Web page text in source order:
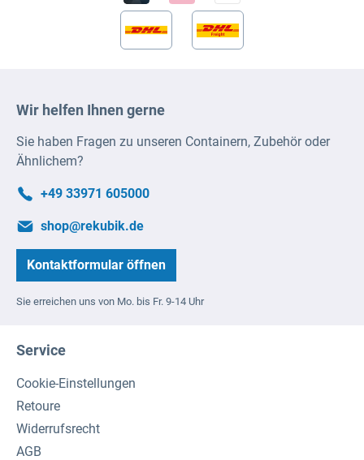
Wir helfen Ihnen gerne
Sie haben Fragen zu unseren Containern, Zubehör oder
Ähnlichem?
+49 33971 605000
shop@rekubik.de
Kontaktformular öffnen
Sie erreichen uns von Mo. bis Fr. 9-14 Uhr
Service
Cookie-Einstellungen
Retoure
Widerrufsrecht
AGB